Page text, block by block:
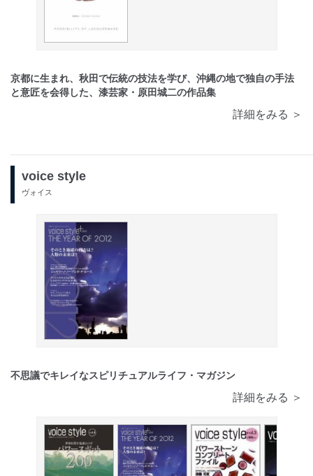
京都に生まれ、秋田で伝統の技法を学び、沖縄の地で独自の手法
と意匠を会得した、漆芸家・原田城二の作品集
詳細をみる ＞
voice style
ヴォイス
不思議でキレイなスピリチュアルライフ・マガジン
詳細をみる ＞